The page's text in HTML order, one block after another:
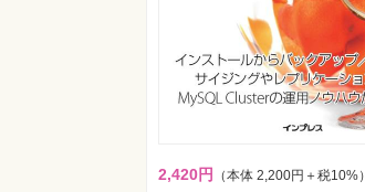
2,420円 （本体 2,200円＋税10%）